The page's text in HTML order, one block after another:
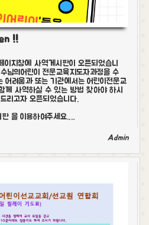
!!
이지창에 사역게시판이 오픈되었습니
님의어린이 전문교육지도자과정을 수
려움과 또는 기관에서는 어린이전문교
께 사역하실 수 있는 방법 찾아야 하시
리고자 오픈되었습니다.
을 이용하여주세요.…
Admin